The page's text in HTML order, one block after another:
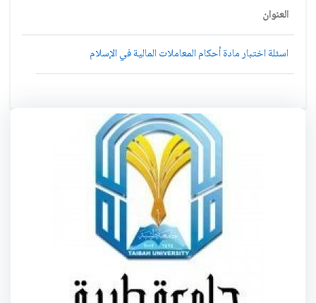
العنوان
اسئلة اختبار مادة أحكام المعاملات المالية في الإسلام